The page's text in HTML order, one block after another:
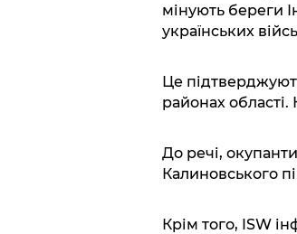
мінують береги
українських
Це
районах
До речі,
Калиновського
Крім того, ISW